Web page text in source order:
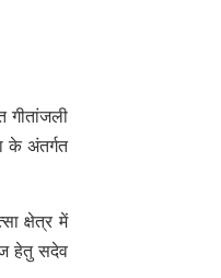
के अंतर्गत
क्षेत्र में
हेतु सदेव